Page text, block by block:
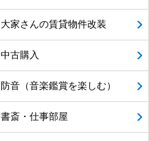
大家さんの賃貸物件改装
中古購入
防音（音楽鑑賞を楽しむ）
書斎・仕事部屋